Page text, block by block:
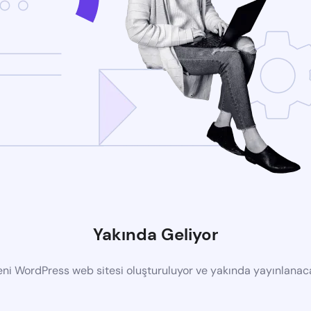
Yakında Geliyor
WordPress web sitesi oluşturuluyor ve yakında